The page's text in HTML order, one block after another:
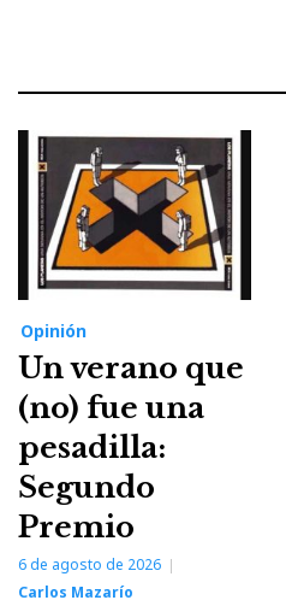
Opinión
Un verano que
(no) fue una
pesadilla:
Segundo
Premio
6 de agosto de 2026
Carlos Mazarío